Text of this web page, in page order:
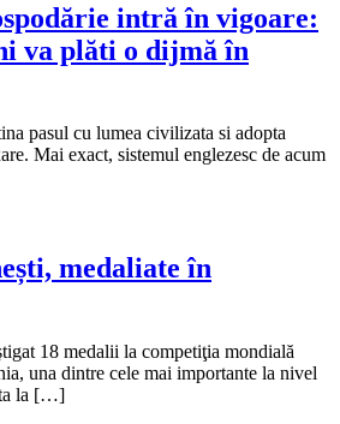
intră în vigoare:
va plăti o dijmă în
pasul cu lumea civilizata si adopta
Mai exact, sistemul englezesc de acum
medaliate în
18 medalii la competiţia mondială
una dintre cele mai importante la nivel
la […]